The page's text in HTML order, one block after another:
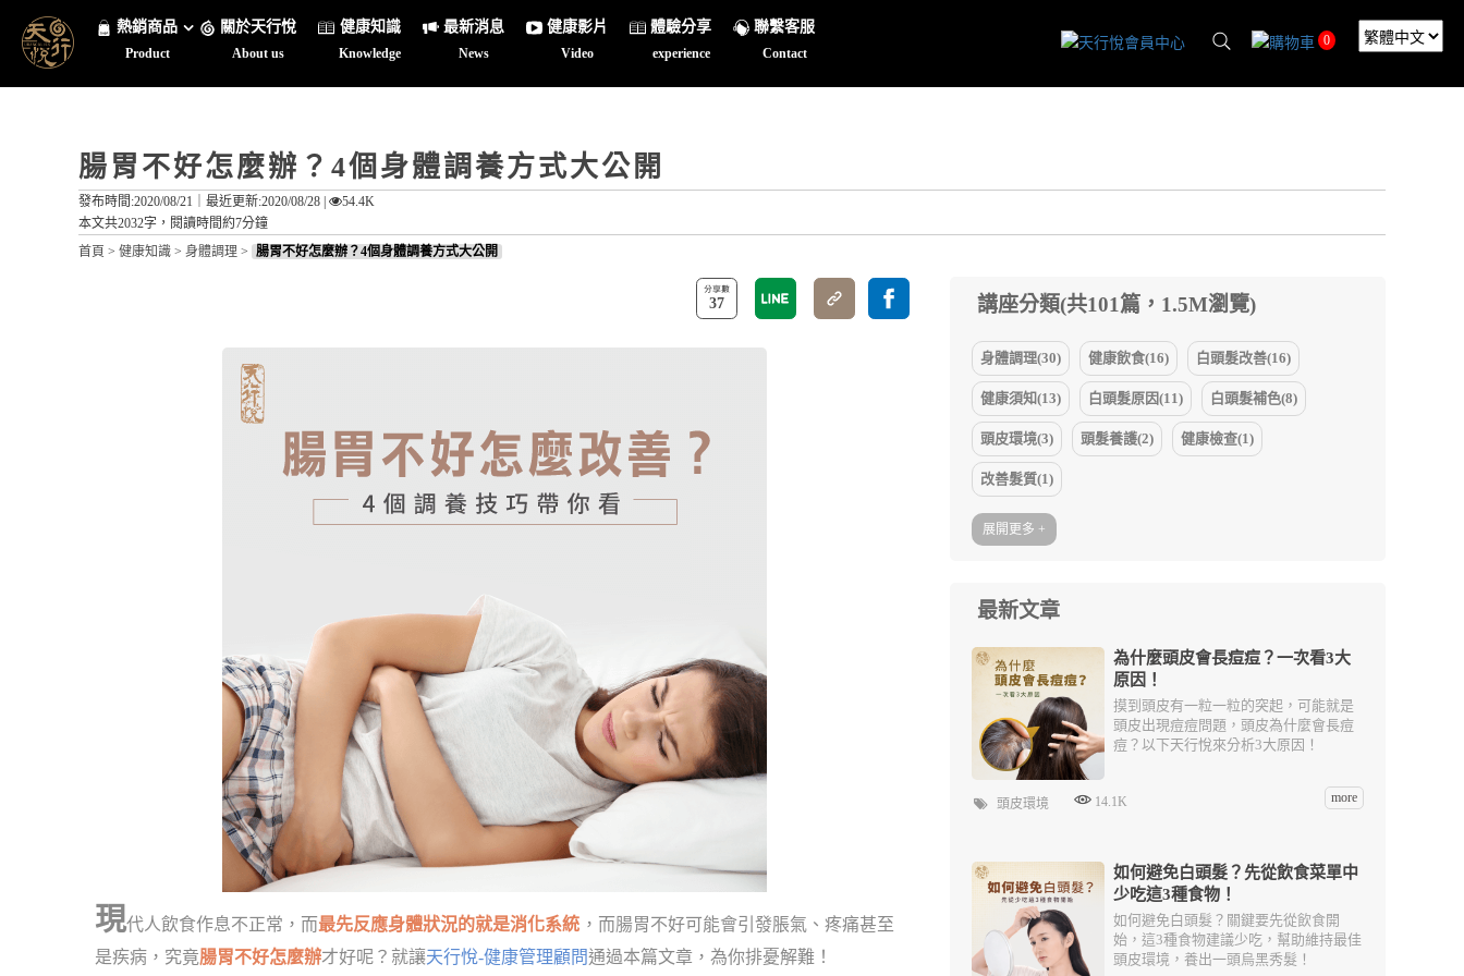
熱銷商品
Product
關於天行悅
About us
健康知識
Knowledge
最新消息
News
健康影片
Video
體驗分享
experience
聯繫客服
Contact
0
腸胃不好怎麼辦？4個身體調養方式大公開
發布時間:2020/08/21｜ 最近更新:2020/08/28
54.4K
本文共2032字，閱讀時間約7分鐘
首頁 > 健康知識 > 身體調理 > 腸胃不好怎麼辦？4個身體調養方式大公開
37
現代人飲食作息不正常，而最先反應身體狀況的就是消化系統 ，而腸胃不好可能會引發脹氣、疼痛甚至
是疾病，究竟腸胃不好怎麼辦才好呢？就讓天行悅-健康管理顧問通過本篇文章，為你排憂解難！
講座分類(共101篇，1.5M瀏覽)
身體調理(30) 健康飲食(16) 白頭髮改善(16)
健康須知(13) 白頭髮原因(11) 白頭髮補色(8)
頭皮環境(3) 頭髮養護(2) 健康檢查(1)
改善髮質(1)
展開更多 +
最新文章
為什麼頭皮會長痘痘？一次看3大
原因！
摸到頭皮有一粒一粒的突起，可能就是
頭皮出現痘痘問題，頭皮為什麼會長痘
痘？以下天行悅來分析3大原因！
頭皮環境 14.1K more
如何避免白頭髮？先從飲食菜單中
少吃這3種食物！
如何避免白頭髮？關鍵要先從飲食開
始，這3種食物建議少吃，幫助維持最佳
頭皮環境，養出一頭烏黑秀髮！